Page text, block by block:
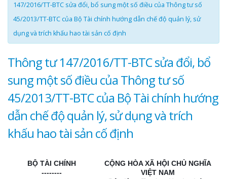
147/2016/TT-BTC sửa đổi, bổ sung một số điều của Thông tư số
45/2013/TT-BTC của Bộ Tài chính hướng dẫn chế độ quản lý, sử
dụng và trích khấu hao tài sản cố định
Thông tư 147/2016/TT-BTC sửa đổi, bổ
sung một số điều của Thông tư số
45/2013/TT-BTC của Bộ Tài chính hướng
dẫn chế độ quản lý, sử dụng và trích
khấu hao tài sản cố định
BỘ TÀI CHÍNH
--------
CỘNG HÒA XÃ HỘI CHỦ NGHĨA
VIỆT NAM